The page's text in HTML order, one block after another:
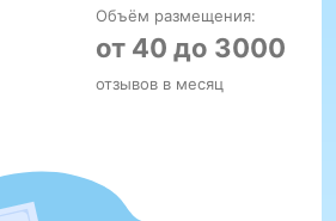
Объём размещения:
от 40 до 3000
отзывов в месяц